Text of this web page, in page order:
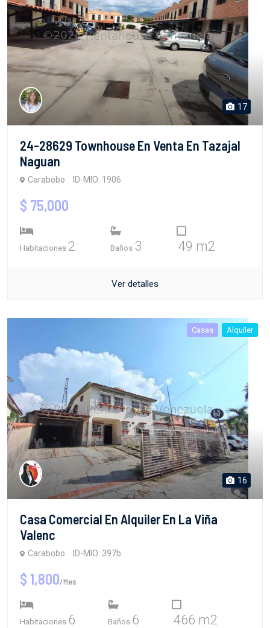
17
24-28629 Townhouse En Venta En Tazajal
Naguan
Carabobo ID-MIO: 1906
$ 75,000
Habitaciones 2 Baños 3 49 m2
Ver detalles
Casas Alquiler
16
Casa Comercial En Alquiler En La Viña
Valenc
Carabobo ID-MIO: 397b
$ 1,800/Mes
Habitaciones 6 Baños 6 466 m2